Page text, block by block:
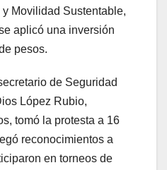
Movilidad Sustentable,
aplicó una inversión
pesos.
de Seguridad
López Rubio,
tomó la protesta a 16
reconocimientos a
en torneos de